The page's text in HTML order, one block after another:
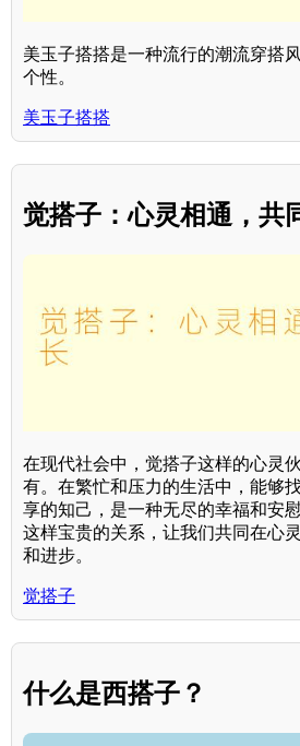
美玉子搭搭是一种流行的潮流穿搭
个性。
美玉子搭搭
觉搭子：心灵相通，共
在现代社会中，觉搭子这样的心灵
有。在繁忙和压力的生活中，能够
享的知己，是一种无尽的幸福和安
这样宝贵的关系，让我们共同在心
和进步。
觉搭子
什么是西搭子？